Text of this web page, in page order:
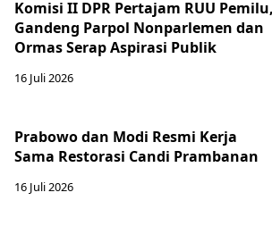
Komisi II DPR Pertajam RUU Pemilu,
Gandeng Parpol Nonparlemen dan
Ormas Serap Aspirasi Publik
16 Juli 2026
Prabowo dan Modi Resmi Kerja
Sama Restorasi Candi Prambanan
16 Juli 2026